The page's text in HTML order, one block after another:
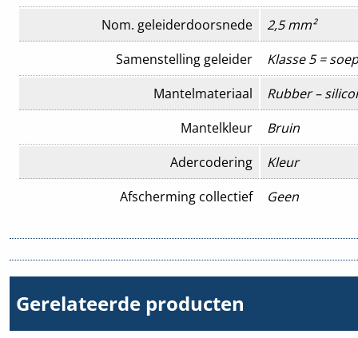
Nom. geleiderdoorsnede
2,5 mm²
Samenstelling geleider
Klasse 5 =
Mantelmateriaal
Rubber –
Mantelkleur
Bruin
Adercodering
Kleur
Afscherming collectief
Geen
AWG-maat
14
Beschermingsgeleider (geel/groene
Gerelateerde producten